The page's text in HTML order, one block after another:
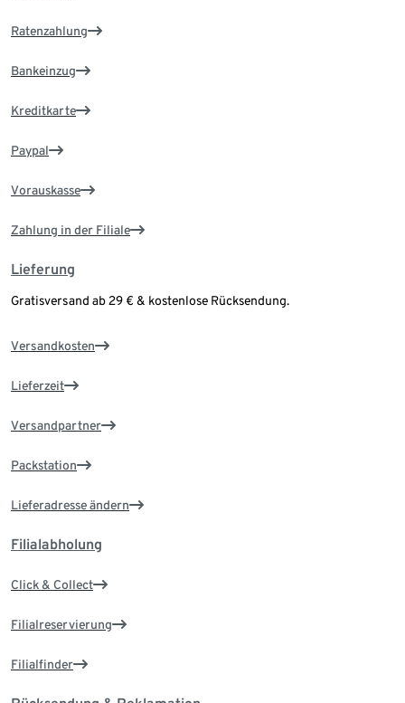
Ratenzahlung
Bankeinzug
Kreditkarte
Paypal
Vorauskasse
Zahlung in der Filiale
Lieferung
Gratisversand ab 29 € & kostenlose Rücksendung.
Versandkosten
Lieferzeit
Versandpartner
Packstation
Lieferadresse ändern
Filialabholung
Click & Collect
Filialreservierung
Filialfinder